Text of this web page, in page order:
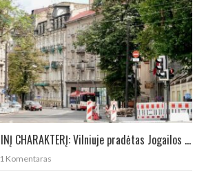
IŠSAUGOS URBANISTINĮ CHARAKTERĮ: Vilniuje pradėtas Jogailos gatvės remontas
1 Komentaras